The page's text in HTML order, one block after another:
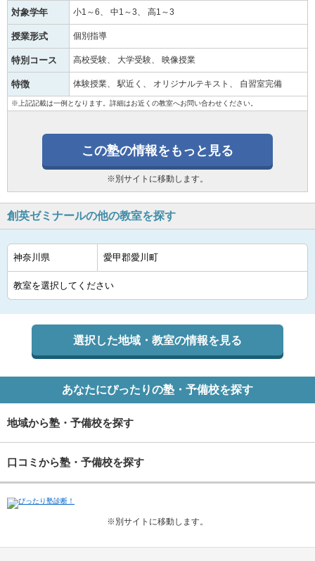
対象学年 小1～6 中1～3 高1～3
授業形式 個別指導
特別コース 高校受験 大学受験 映像授業
特徴 体験授業 駅近く オリジナルテキスト 自習室完備
※上記記載は一例となります。詳細はお近くの教室へお問い合わせください。
この塾の情報をもっと見る
※別サイトに移動します。
創英ゼミナールの他の教室を探す
選択した地域・教室の情報を見る
あなたにぴったりの塾・予備校を探す
地域から塾・予備校を探す
口コミから塾・予備校を探す
※別サイトに移動します。